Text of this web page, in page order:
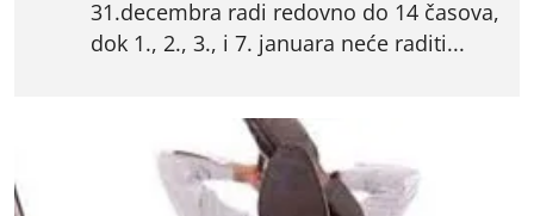
31.decembra radi redovno do 14 časova,
dok 1., 2., 3., i 7. januara neće raditi...